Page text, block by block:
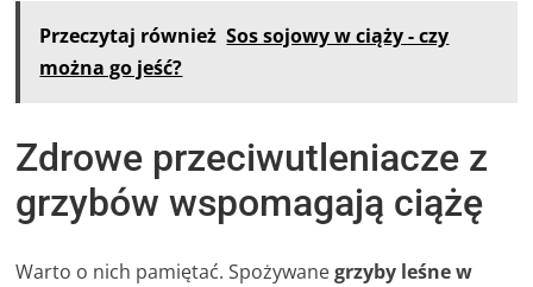
Przeczytaj również Sos sojowy w ciąży - czy
można go jeść?
Zdrowe przeciwutleniacze z
grzybów wspomagają ciążę
Warto o nich pamiętać. Spożywanegrzyby leśne w